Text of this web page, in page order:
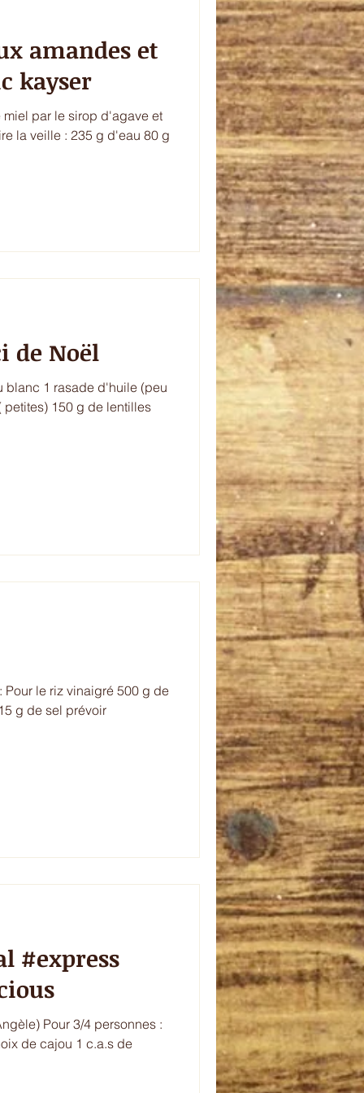
amandes et
kayser
par le sirop d'agave et
la veille : 235 g d'eau 80 g
de Noël
blanc 1 rasade d'huile (peu
petites) 150 g de lentilles
Pour le riz vinaigré 500 g de
g de sel prévoir
#express
Pour 3/4 personnes :